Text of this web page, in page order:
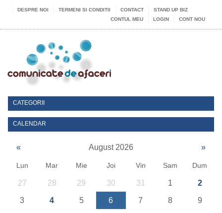
DESPRE NOI TERMENI SI CONDITII CONTACT
STAND UP BIZ
CONTUL MEU
LOGIN CONT NOU
CATEGORII
CALENDAR
« August 2026 »
Lun Mar Mie Joi Vin Sam Dum
27 28 29 30 31 1 2
3 4 5 6 7 8 9